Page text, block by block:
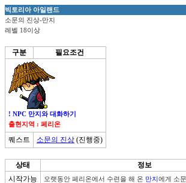
빅토리아 아일랜드
소문의 진상-만지
레벨 18이상
구분 필요조건
! NPC 만지와 대화하기
출현지역 : 페리온
퀘스트 소문의 진상 (진행중)
상태
정보
시작가능
오랫동안 페리온에서 수련을 해 온 만지에게 소